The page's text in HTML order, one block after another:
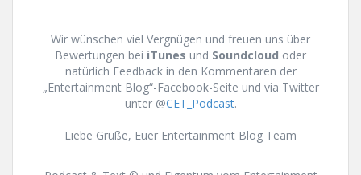
Wir wünschen viel Vergnügen und freuen uns über
Bewertungen bei iTunes und Soundcloud oder
natürlich Feedback in den Kommentaren der
„Entertainment Blog“-Facebook-Seite und via Twitter
unter @CET_Podcast.
Liebe Grüße, Euer Entertainment Blog Team